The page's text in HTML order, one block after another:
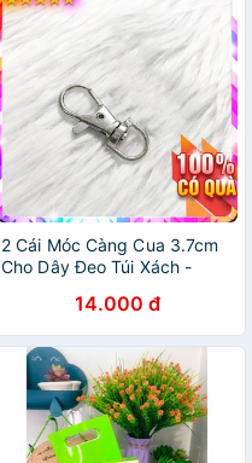
2 Cái Móc Càng Cua 3.7cm
Cho Dây Đeo Túi Xách -
14.000 đ